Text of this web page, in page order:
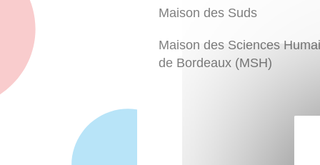
Maison des Suds
Maison des Sciences
de Bordeaux (MSH)